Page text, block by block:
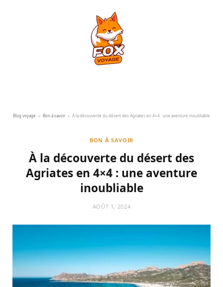
Blog voyage » Bon à savoir » À la découverte du désert des Agriates en 4×4 : une aventure inoubliable
BON À SAVOIR
À la découverte du désert des
Agriates en 4×4 : une aventure
inoubliable
AOÛT 1, 2024